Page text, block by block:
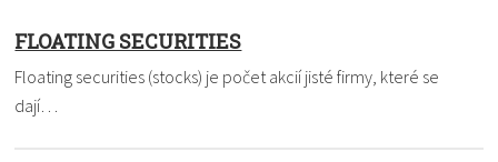
FLOATING SECURITIES
Floating securities (stocks) je počet akcií jisté firmy, které se
dají…